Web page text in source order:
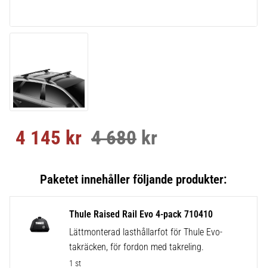
Nedsatt pris:
4 145 kr Ordinarie pris:
4 680 kr
Thule Raised Rail Evo 4-pack 710410
Lättmonterad lasthållarfot för Thule Evo-
takräcken, för fordon med takreling.
1 st